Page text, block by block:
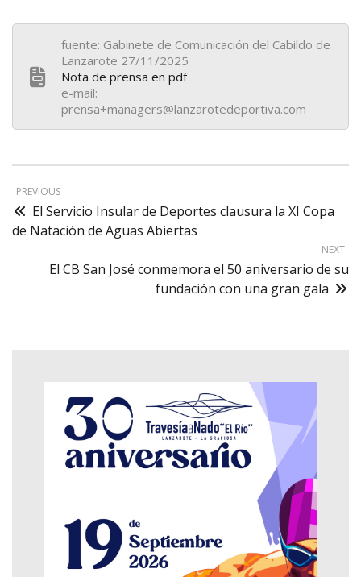
fuente: Gabinete de Comunicación del Cabildo de
Lanzarote 27/11/2025
Nota de prensa en pdf
e-mail:
prensa+managers@lanzarotedeportiva.com
PREVIOUS
El Servicio Insular de Deportes clausura la XI Copa
de Natación de Aguas Abiertas
NEXT
El CB San José conmemora el 50 aniversario de su
fundación con una gran gala